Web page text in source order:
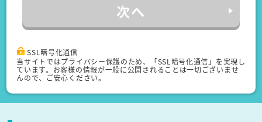
次へ
SSL暗号化通信
当サイトではプライバシー保護のため、「SSL暗号化通信」を実現し
ています。お客様の情報が一般に公開されることは一切ございませ
んので、ご安心ください。